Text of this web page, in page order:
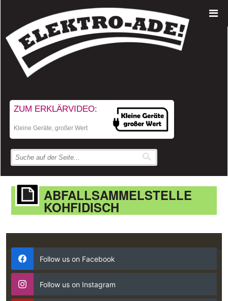
ZUM ERKLÄRVIDEO:
Kleine Geräte, großer Wert
ABFALLSAMMELSTELLE
KOHFIDISCH
Follow us on Facebook
Follow us on Instagram